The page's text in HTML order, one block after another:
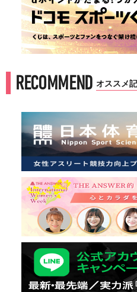
RECOMMEND オススメ